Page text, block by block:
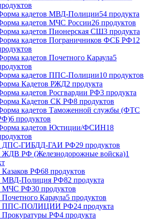
кадетов МВД-Полиции54 продукта
кадетов МЧС России26 продуктов
кадетов Пионерская СШ3 продукта
кадетов Пограничников ФСБ РФ12
кадетов Почетного Караула5
кадетов ППС-Полиции10 продуктов
Кадетов РЖД2 продукта
кадетов Росгвардии РФ3 продукта
Кадетов СК РФ8 продуктов
кадетов Таможенной службы (ФТС
6 продуктов
кадетов Юстиции/ФСИН18
ДПС-ГИБДД-ГАИ РФ29 продуктов
РФ (Железнодорожные войска)1
РФ68 продуктов
МВД-Полиция РФ82 продукта
МЧС РФ30 продуктов
Караула5 продуктов
ППС-ПОЛИЦИИ РФ24 продукта
РФ4 продукта